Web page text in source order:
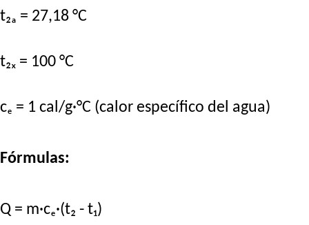
t₂ₐ = 27,18 °C
t₂ₓ = 100 °C
cₑ = 1 cal/g·°C (calor específico del agua)
Fórmulas:
Q = m·cₑ·(t₂ - t₁)